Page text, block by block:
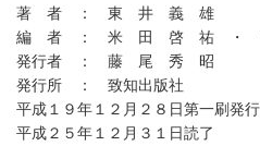
著 者 ： 東 井 義 雄
編 者 ： 米 田 啓 祐
発行者 ： 藤 尾 秀 昭
発行所 ： 致知出版社
平成１９年１２月２８日第一刷発行
平成２５年１２月３１日読了